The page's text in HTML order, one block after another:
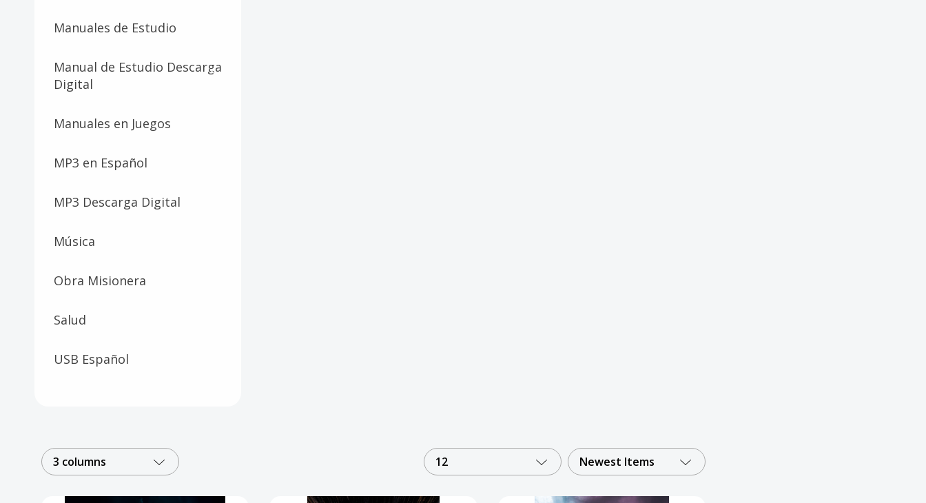
Manuales de Estudio
Manual de Estudio Descarga
Digital
Manuales en Juegos
MP3 en Español
MP3 Descarga Digital
Música
Obra Misionera
Salud
USB Español
3 columns 12 Newest Items